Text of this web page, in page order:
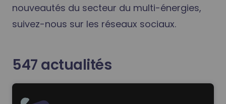
nouveautés du secteur du multi-énergies,
suivez-nous sur les réseaux sociaux.
547 actualités
Read more